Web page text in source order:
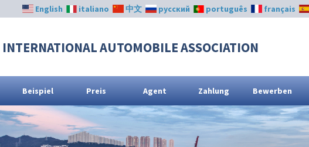
INTERNATIONAL AUTOMOBILE ASSOCIATION
English italiano 中文 русский português français
Beispiel Preis Agent Zahlung Bewerben